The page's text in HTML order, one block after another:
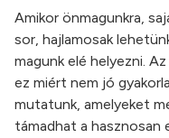
Amikor önmagunkra,
sor, hajlamosak
magunk elé helyezni.
ez miért nem jó
mutatunk, amelyeket
támadhat a